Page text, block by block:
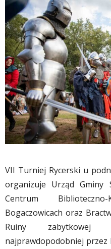
VII Turniej Rycerski u
organizuje Urząd Gminy
Centrum
Bogaczowicach oraz
Ruiny zabytkowej
najprawdopodobniej